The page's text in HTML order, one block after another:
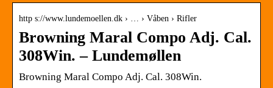
http s://www.lundemoellen.dk › … › Våben › Rifler
Browning Maral Compo Adj. Cal.
308Win. – Lundemøllen
Browning Maral Compo Adj. Cal. 308Win.